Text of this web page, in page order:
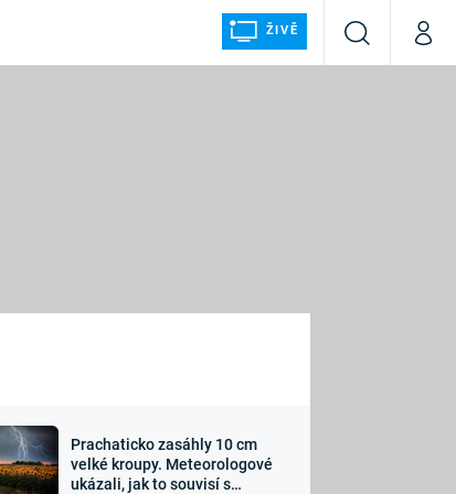
ŽIVĚ
VyhledáváníMůj
Sledujte nás
Prachaticko zasáhly 10 cm
velké kroupy. Meteorologové
ukázali, jak to souvisí s